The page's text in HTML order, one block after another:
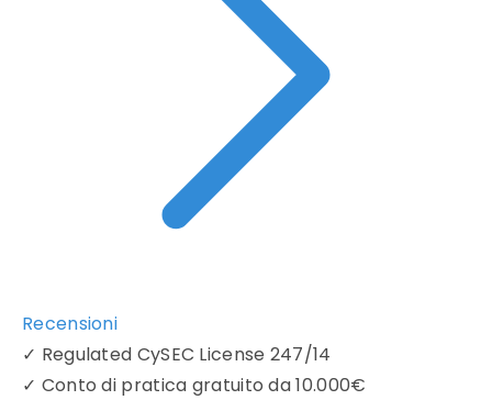
Recensioni
✓ Regulated CySEC License 247/14
✓ Conto di pratica gratuito da 10.000€